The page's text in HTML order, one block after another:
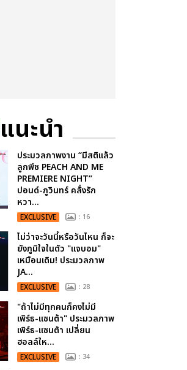
แนะนำ
ประมวลภาพงาน “มีสติแล้ว
ลูกพีช PEACH AND ME
PREMIERE NIGHT”
ปอนด์-ภูวินทร์ คลั่งรัก
หวา...
EXCLUSIVE : 16
ไม่ว่าจะวันนี้หรือวันไหน ก็จะ
ยังภูมิใจในตัว "แจบอม"
เหมือนเดิม! ประมวลภาพ
JA...
EXCLUSIVE : 28
"ถ้าไม่มีทุกคนก็คงไม่มี
เพิร์ธ-แซนต้า" ประมวลภาพ
เพิร์ธ-แซนต้า เปลี่ยน
ฮอลล์ให...
EXCLUSIVE : 34